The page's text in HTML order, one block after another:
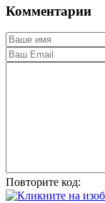
Комментарии
Повторите код: